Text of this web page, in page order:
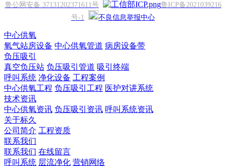
鲁公网安备 37131202371611号
鲁ICP备2021039216
号-1
不良信息举报中心
中心供氧
氧气站房设备 中心供氧管道 病房设备带
负压吸引
真空负压站 负压吸引管道 吸引终端
呼叫系统 净化设备 工程案例
中心供氧工程 负压吸引工程 医护对讲系统
技术资讯
中心供氧资讯 负压吸引资讯 呼叫系统资讯
关于标久
公司简介 工程资质
联系我们
联系我们 在线留言
呼叫系统 层流净化 营销网络